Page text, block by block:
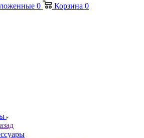
0 Корзина 0